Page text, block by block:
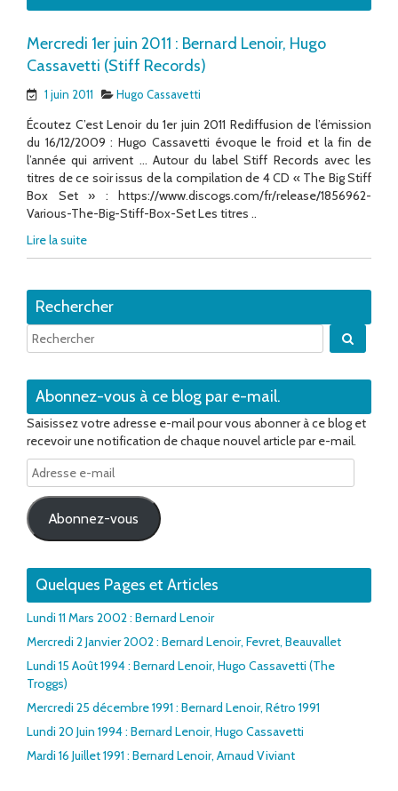
Mercredi 1er juin 2011 : Bernard Lenoir, Hugo
Cassavetti (Stiff Records)
1 juin 2011 Hugo Cassavetti
Écoutez C’est Lenoir du 1er juin 2011 Rediffusion de l’émission
du 16/12/2009 : Hugo Cassavetti évoque le froid et la fin de
l’année qui arrivent … Autour du label Stiff Records avec les
titres de ce soir issus de la compilation de 4 CD « The Big Stiff
Box Set » : https://www.discogs.com/fr/release/1856962-
Various-The-Big-Stiff-Box-Set Les titres ..
Lire la suite
Rechercher
Abonnez-vous à ce blog par e-mail.
Saisissez votre adresse e-mail pour vous abonner à ce blog et
recevoir une notification de chaque nouvel article par e-mail.
Adresse
e-
mail
Abonnez-vous
Quelques Pages et Articles
Lundi 11 Mars 2002 : Bernard Lenoir
Mercredi 2 Janvier 2002 : Bernard Lenoir, Fevret, Beauvallet
Lundi 15 Août 1994 : Bernard Lenoir, Hugo Cassavetti (The
Troggs)
Mercredi 25 décembre 1991 : Bernard Lenoir, Rétro 1991
Lundi 20 Juin 1994 : Bernard Lenoir, Hugo Cassavetti
Mardi 16 Juillet 1991 : Bernard Lenoir, Arnaud Viviant